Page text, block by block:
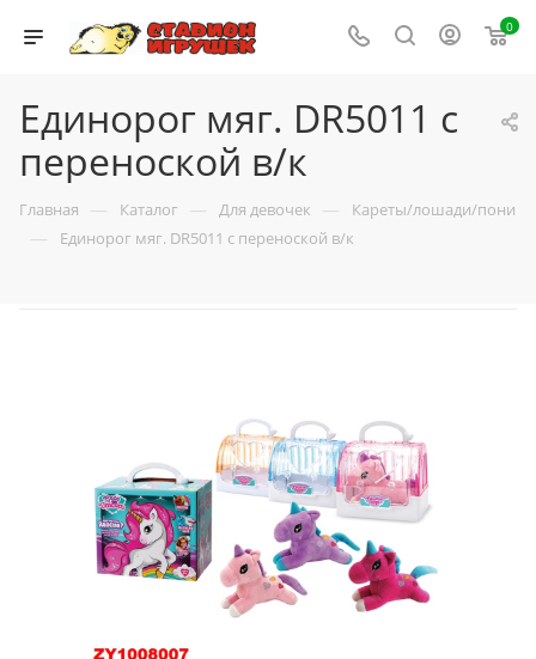
0
Единорог мяг. DR5011 с
переноской в/к
Главная — Каталог — Для девочек — Кареты/лошади/пони
— Единорог мяг. DR5011 с переноской в/к